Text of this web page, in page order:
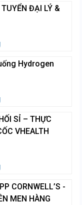
ĐẠI LÝ &
Hydrogen
SỈ – THỰC
VHEALTH
CORNWELL’S -
MEN HÀNG